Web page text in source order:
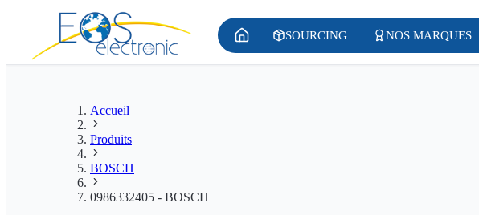
SOURCING NOS MARQUES
Accueil
Produits
BOSCH
0986332405 - BOSCH